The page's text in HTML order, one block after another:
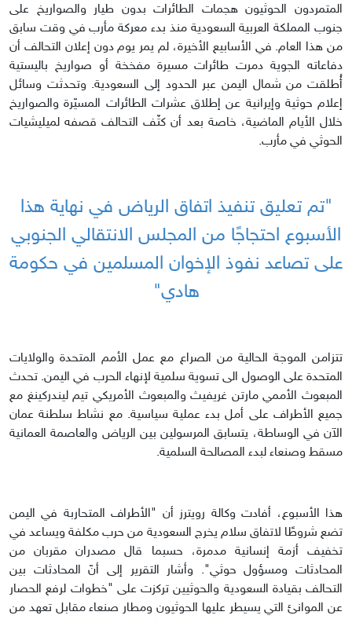
المتمردون الحوثيون هجمات الطائرات بدون طيار والصواريخ على
جنوب المملكة العربية السعودية منذ بدء معركة مأرب في وقت سابق
من هذا العام. في الأسابيع الأخيرة، لم يمر يوم دون إعلان التحالف أن
دفاعاته الجوية دمرت طائرات مسيرة مفخخة أو صواريخ باليستية
أُطلقت من شمال اليمن عبر الحدود إلى السعودية. وتحدثت وسائل
إعلام حوثية وإيرانية عن إطلاق عشرات الطائرات المسيّرة والصواريخ
خلال الأيام الماضية، خاصة بعد أن كثّف التحالف قصفه لميليشيات
الحوثي في مأرب.
"تم تعليق تنفيذ اتفاق الرياض في نهاية هذا
الأسبوع احتجاجًا من المجلس الانتقالي الجنوبي
على تصاعد نفوذ الإخوان المسلمين في حكومة
هادي"
تتزامن الموجة الحالية من الصراع مع عمل الأمم المتحدة والولايات
المتحدة على الوصول الى تسوية سلمية لإنهاء الحرب في اليمن. تحدث
المبعوث الأممي مارتن غريفيث والمبعوث الأمريكي تيم ليندركينغ مع
جميع الأطراف على أمل بدء عملية سياسية. مع نشاط سلطنة عمان
الآن في الوساطة، يتسابق المرسولين بين الرياض والعاصمة العمانية
مسقط وصنعاء لبدء المصالحة السلمية.
هذا الأسبوع، أفادت وكالة رويترز أن "الأطراف المتحاربة في اليمن
تضع شروطًا لاتفاق سلام يخرج السعودية من حرب مكلفة ويساعد في
تخفيف أزمة إنسانية مدمرة، حسبما قال مصدران مقربان من
المحادثات ومسؤول حوثي". وأشار التقرير إلى أنّ المحادثات بين
التحالف بقيادة السعودية والحوثيين تركزت على "خطوات لرفع الحصار
عن الموانئ التي يسيطر عليها الحوثيون ومطار صنعاء مقابل تعهد من